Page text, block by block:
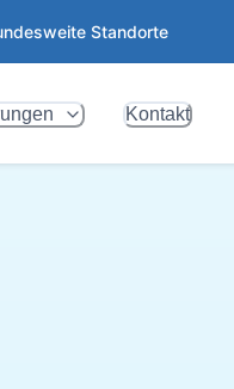
Standorte
Kontakt